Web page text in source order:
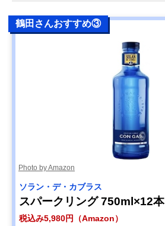
鶴田さんおすすめ③
Photo by Amazon
ソラン・デ・カブラス
スパークリング 750ml×12本
税込み5,980円（Amazon）